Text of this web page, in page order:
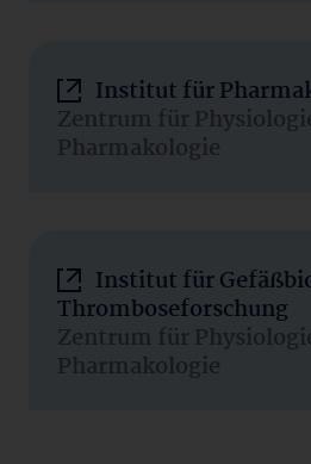
Institut für
Zentrum für
Pharmakologie
Institut für
Thromboseforschung
Zentrum für
Pharmakologie